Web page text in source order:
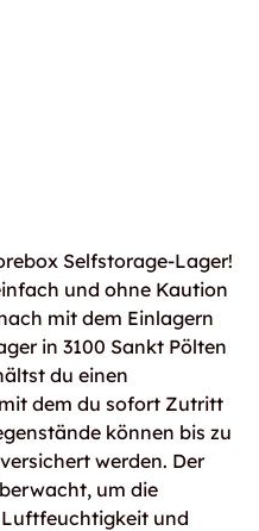
Selfstorage-Lager!
und ohne Kaution
mit dem Einlagern
in 3100 Sankt Pölten
du einen
dem du sofort Zutritt
können bis zu
werden. Der
um die
und